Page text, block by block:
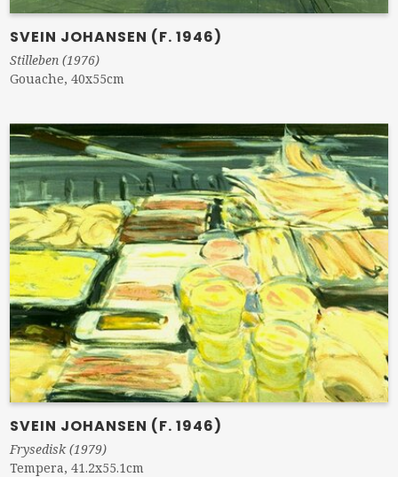
SVEIN JOHANSEN (F. 1946)
Stilleben (1976)
Gouache, 40x55cm
SVEIN JOHANSEN (F. 1946)
Frysedisk (1979)
Tempera, 41.2x55.1cm